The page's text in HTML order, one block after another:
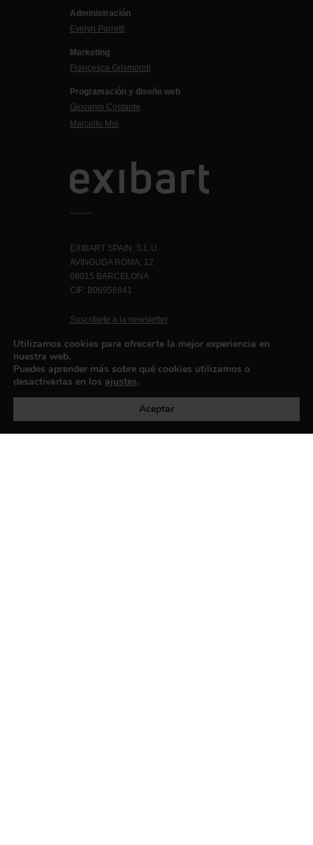
Administración
Evelyn Parretti
Marketing
Francesca Grismondi
Programación y diseño web
Giovanni Costante
Marcello Moi
EXIBART SPAIN, S.L.U.
AVINGUDA ROMA, 12
08015 BARCELONA
CIF: B06956841
Suscríbete a la newsletter
Política de privacidad
Utilizamos cookies para ofrecerte la mejor experiencia en
nuestra web.
Puedes aprender más sobre qué cookies utilizamos o
desactivarlas en los ajustes.
Aceptar